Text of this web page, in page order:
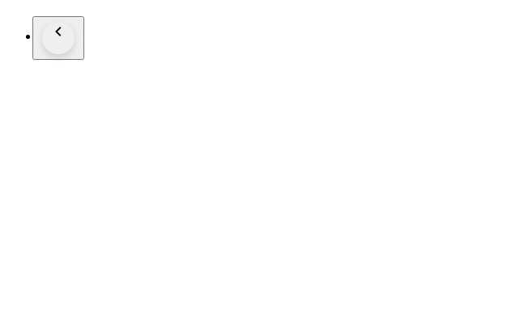
Le portefeuille présente des marques d'utilisation, merci de prendre en compte les photos.